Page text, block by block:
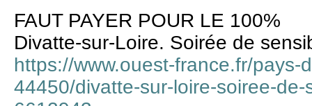
FAUT PAYER POUR LE 100%
Divatte-sur-Loire. Soirée de
https://www.ouest-france.fr/pays-
44450/divatte-sur-loire-soiree-